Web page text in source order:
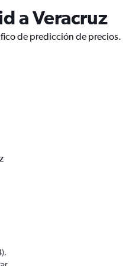
a Veracruz
de predicción de precios.